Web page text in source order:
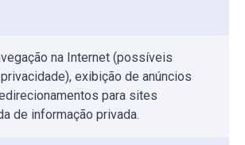
na Internet (possíveis
exibição de anúncios
para sites
de informação privada.